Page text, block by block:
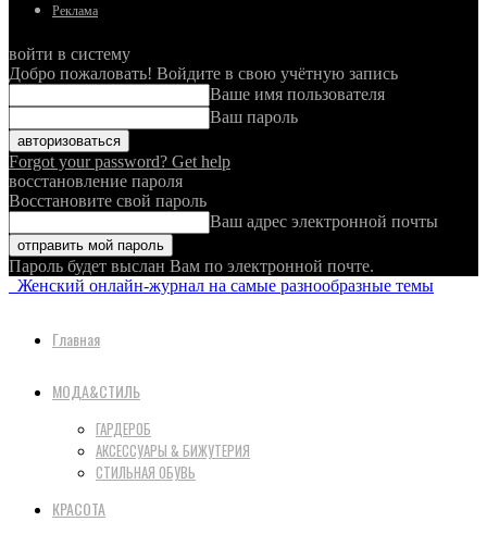
Реклама
войти в систему
Добро пожаловать! Войдите в свою учётную запись
Ваше имя пользователя
Ваш пароль
Forgot your password? Get help
восстановление пароля
Восстановите свой пароль
Ваш адрес электронной почты
Пароль будет выслан Вам по электронной почте.
Женский онлайн-журнал на самые разнообразные темы
Главная
МОДА&СТИЛЬ
ГАРДЕРОБ
АКСЕССУАРЫ & БИЖУТЕРИЯ
СТИЛЬНАЯ ОБУВЬ
КРАСОТА